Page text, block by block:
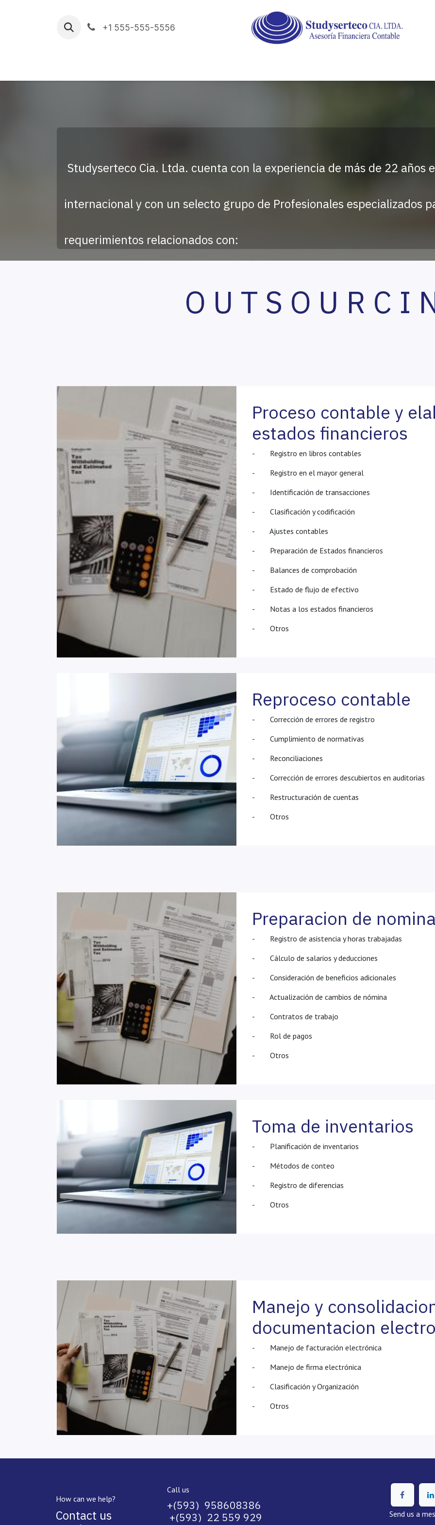
+1 555-555-5556
Studyserteco Cia. Ltda. cuenta con la experiencia de más de 22 años
internacional y con un selecto grupo de Profesionales especializados
requerimientos relacionados con:
O U T S O U R C I
Proceso contable y
estados financieros
- Registro en libros contables
- Registro en el mayor general
- Identificación de transacciones
- Clasificación y codificación
- Ajustes contables
- Preparación de Estados financieros
- Balances de comprobación
- Estado de flujo de efectivo
- Notas a los estados financieros
- Otros
Reproceso contable
- Corrección de errores de registro
- Cumplimiento de normativas
- Reconciliaciones
- Corrección de errores descubiertos en auditorias
- Restructuración de cuentas
- Otros
Preparacion de
- Registro de asistencia y horas trabajadas
- Cálculo de salarios y deducciones
- Consideración de beneficios adicionales
- Actualización de cambios de nómina
- Contratos de trabajo
- Rol de pagos
- Otros
Toma de inventarios
- Planificación de inventarios
- Métodos de conteo
- Registro de diferencias
- Otros
Manejo y
documentacion
- Manejo de facturación electrónica
- Manejo de firma electrónica
- Clasificación y Organización
- Otros
How can we help?
Contact us
Call us
+(593) 958608386
+(593) 22 559 929
Send us a